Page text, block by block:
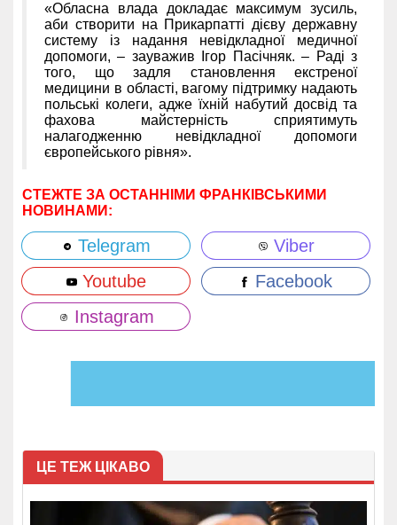
«Обласна влада докладає максимум зусиль,
аби створити на Прикарпатті дієву державну
систему із надання невідкладної медичної
допомоги, – зауважив Ігор Пасічняк. – Раді з
того, що задля становлення екстреної
медицини в області, вагому підтримку надають
польські колеги, адже їхній набутий досвід та
фахова майстерність сприятимуть
налагодженню невідкладної допомоги
європейського рівня».
СТЕЖТЕ ЗА ОСТАННІМИ ФРАНКІВСЬКИМИ
НОВИНАМИ:
Telegram
Viber
Youtube
Facebook
Instagram
ЦЕ ТЕЖ ЦІКАВО